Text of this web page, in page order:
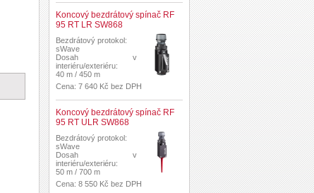
Koncový bezdrátový spínač RF
95 RT LR SW868
Bezdrátový protokol:
sWave
Dosah v
interiéru/exteriéru:
40 m / 450 m
Cena: 7 640 Kč bez DPH
Koncový bezdrátový spínač RF
95 RT ULR SW868
Bezdrátový protokol:
sWave
Dosah v
interiéru/exteriéru:
50 m / 700 m
Cena: 8 550 Kč bez DPH